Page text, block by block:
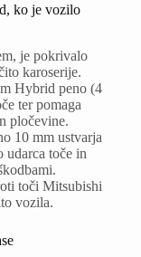
ko je vozilo
je pokrivalo
karoserije.
Hybrid peno (4
ter pomaga
pločevine.
10 mm ustvarja
udarca toče in
toči Mitsubishi
vozila.